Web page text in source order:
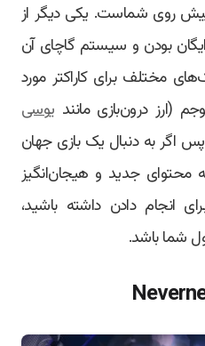
روی شماست. یکی دیگر از
بودن و سیستم گاچای آن
مختلف برای کاراکتر مورد
(ارز درون‌بازی مانند یوسی
اگر به دنبال یک بازی جهان
محتوای جدید و هیجان‌انگیز
انجام دادن داشته باشید،
شما باشد.